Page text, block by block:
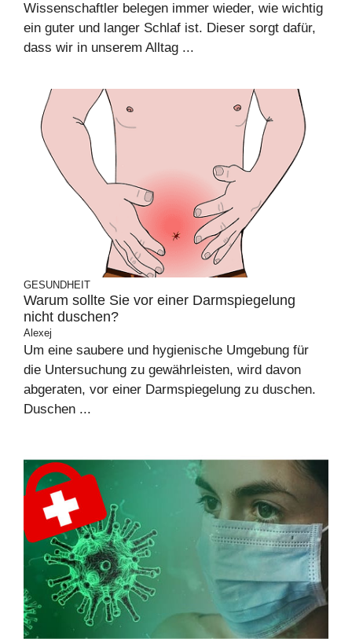
Wissenschaftler belegen immer wieder, wie wichtig
ein guter und langer Schlaf ist. Dieser sorgt dafür,
dass wir in unserem Alltag ...
GESUNDHEIT
Warum sollte Sie vor einer Darmspiegelung
nicht duschen?
Alexej
Um eine saubere und hygienische Umgebung für
die Untersuchung zu gewährleisten, wird davon
abgeraten, vor einer Darmspiegelung zu duschen.
Duschen ...